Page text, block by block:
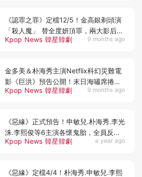
Kpop News 韓星韓劇 9 months ago
《認罪之罪》定檔12/5！金高銀剃頭演
「殺人魔」 替全度妍頂罪，兩大影后飆
演技太期待
Kpop News 韓星韓劇 9 months ago
金多美＆朴海秀主演Netflix科幻災難電
影《巨洪》預告公開！末日海嘯席捲全
球
Kpop News 韓星韓劇 a year ago
《惡緣》正式預告！申敏兒.朴海秀.李光
洙.李熙俊等6主演各懷鬼胎，全員反派
好刺激~
《惡緣》定檔4/4！朴海秀.申敏兒.李熙